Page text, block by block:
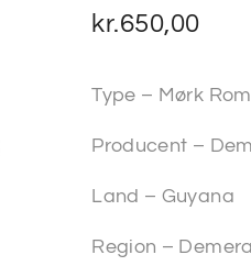
kr.650,00
Type – Mørk Rom
Producent –
Land – Guyana
Region –